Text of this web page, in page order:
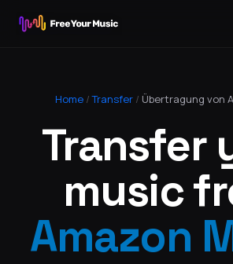
Home /Transfer / Übertragung von
Transfer
music
Amazon